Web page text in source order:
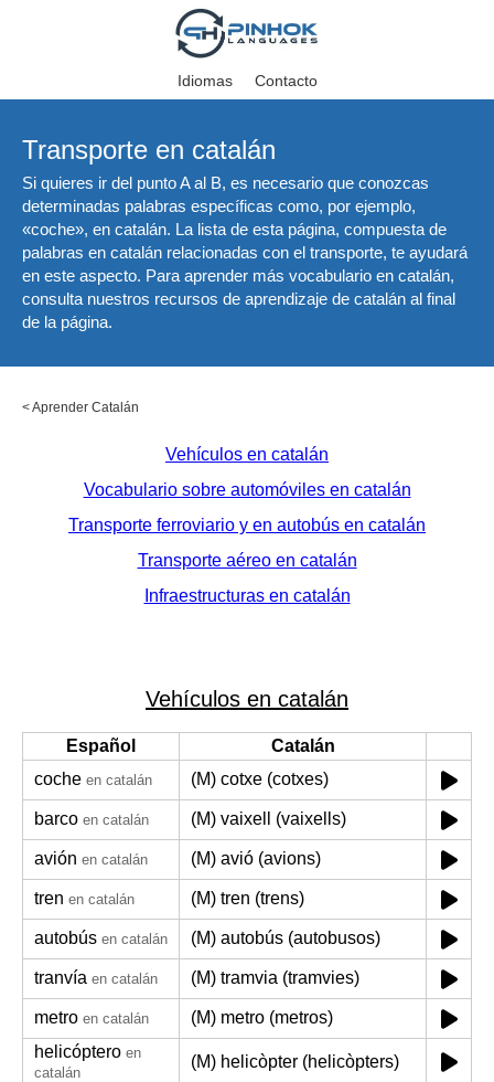
Idiomas Contacto
Transporte en catalán
Si quieres ir del punto A al B, es necesario que conozcas
determinadas palabras específicas como, por ejemplo,
«coche», en catalán. La lista de esta página, compuesta de
palabras en catalán relacionadas con el transporte, te ayudará
en este aspecto. Para aprender más vocabulario en catalán,
consulta nuestros recursos de aprendizaje de catalán al final
de la página.
<Aprender Catalán
Vehículos en catalán
Vocabulario sobre automóviles en catalán
Transporte ferroviario y en autobús en catalán
Transporte aéreo en catalán
Infraestructuras en catalán
Vehículos en catalán
Español
Catalán
coche en catalán (M) cotxe (cotxes)
barco en catalán (M) vaixell (vaixells)
avión en catalán (M) avió (avions)
tren en catalán (M) tren (trens)
autobús en catalán (M) autobús (autobusos)
tranvía en catalán (M) tramvia (tramvies)
metro en catalán
(M) metro (metros)
helicóptero en
catalán
(M) helicòpter (helicòpters)